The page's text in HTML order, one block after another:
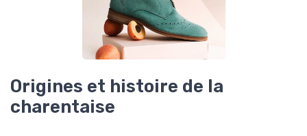
Origines et histoire de la
charentaise